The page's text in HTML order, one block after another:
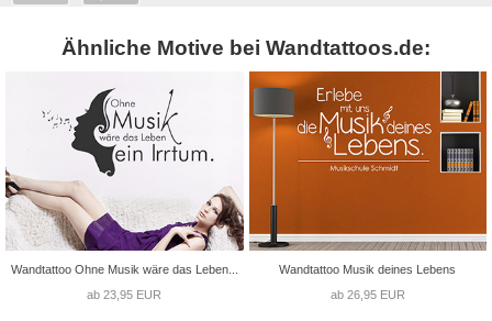
Ähnliche Motive bei Wandtattoos.de:
Wandtattoo Ohne Musik wäre das Leben...
ab 23,95 EUR
Wandtattoo Musik deines Lebens
ab 26,95 EUR